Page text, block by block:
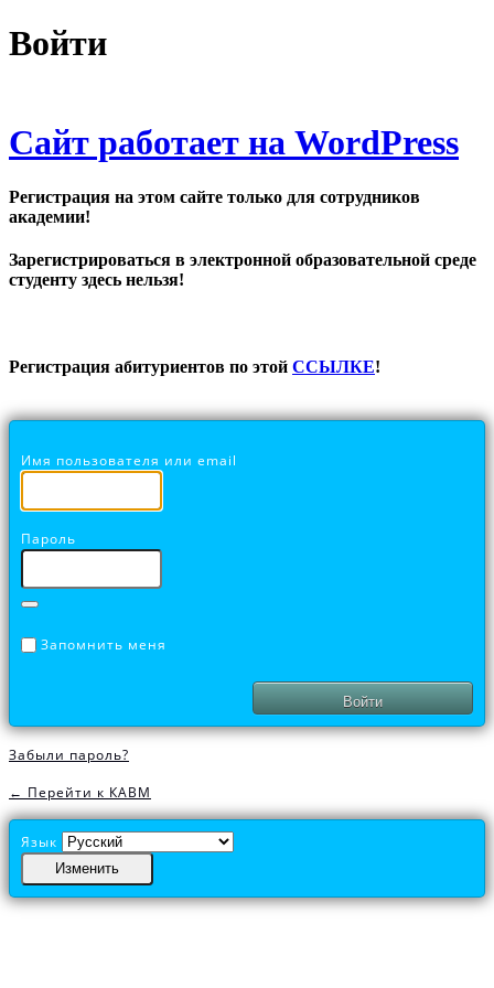
Войти
Сайт работает на WordPress
Регистрация на этом сайте только для сотрудников
академии!
Зарегистрироваться в электронной образовательной среде
студенту здесь нельзя!
Регистрация абитуриентов по этой ССЫЛКЕ!
Имя пользователя или email
Пароль
Запомнить меня
Забыли пароль?
← Перейти к КАВМ
Язык